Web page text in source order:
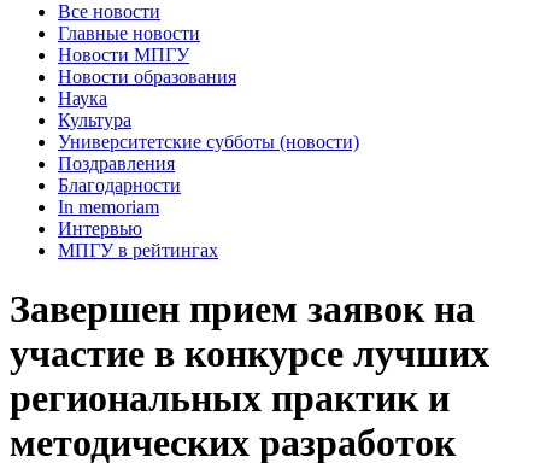
Все новости
Главные новости
Новости МПГУ
Новости образования
Наука
Культура
Университетские субботы (новости)
Поздравления
Благодарности
In memoriam
Интервью
МПГУ в рейтингах
Завершен прием заявок на
участие в конкурсе лучших
региональных практик и
методических разработок